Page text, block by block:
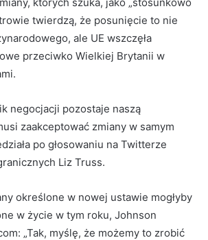
twierdzą, że posunięcie to nie
ale UE wszczęła
przeciwko Wielkiej Brytanii w
negocjacji pozostaje naszą
zaakceptować zmiany w samym
po głosowaniu na Twitterze
Liz Truss.
określone w nowej ustawie mogłyby
w życie w tym roku, Johnson
„Tak, myślę, że możemy to zrobić